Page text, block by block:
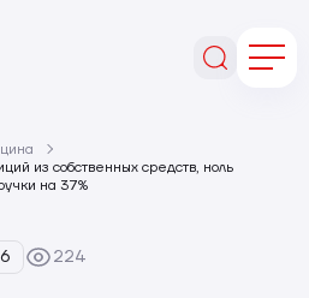
из собственных средств, ноль
на 37%
224